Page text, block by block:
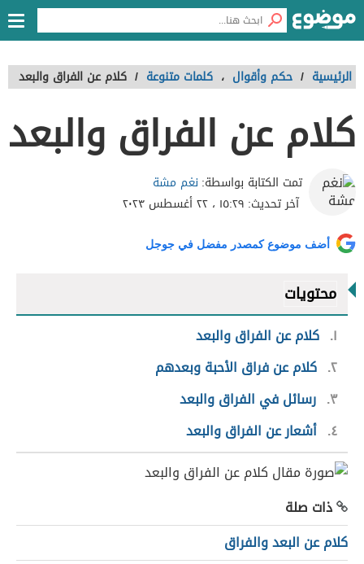
الرئيسية / حكم وأقوال ، كلمات متنوعة / كلام عن الفراق والبعد
كلام عن الفراق والبعد
تمت الكتابة بواسطة: نغم مشة
آخر تحديث: ١٥:٢٩ ، ٢٢ أغسطس ٢٠٢٣
أضف موضوع كمصدر مفضل في جوجل
محتويات
١ كلام عن الفراق والبعد
٢ كلام عن فراق الأحبة وبعدهم
٣ رسائل في الفراق والبعد
٤ أشعار عن الفراق والبعد
ذات صلة
كلام عن البعد والفراق